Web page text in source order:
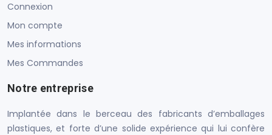
Connexion
Mon compte
Mes informations
Mes Commandes
Notre entreprise
Implantée dans le berceau des fabricants d’emballages
plastiques, et forte d’une solide expérience qui lui confère